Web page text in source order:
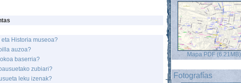
Historia museoa?
auzoa?
baserria?
zubiari?
leku izenak?
Mapa PDF (6.21MB)
Fotografías